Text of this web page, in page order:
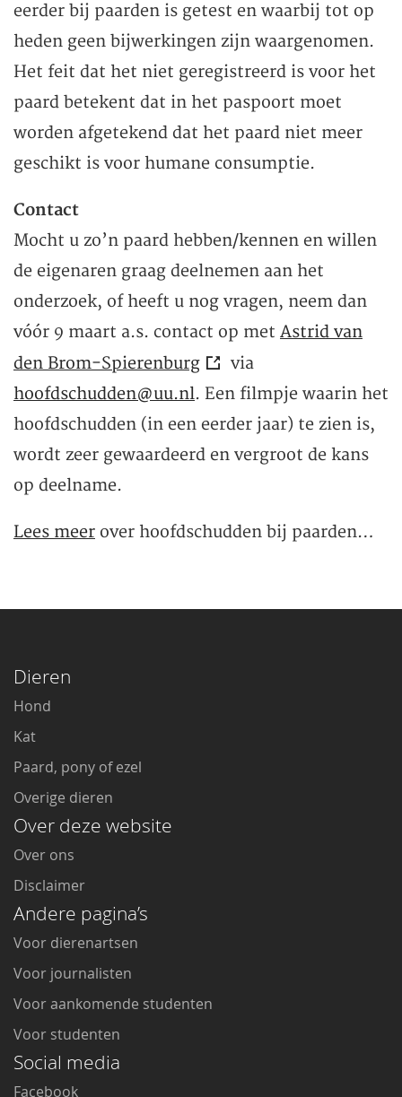
eerder bij paarden is getest en waarbij tot op
heden geen bijwerkingen zijn waargenomen.
Het feit dat het niet geregistreerd is voor het
paard betekent dat in het paspoort moet
worden afgetekend dat het paard niet meer
geschikt is voor humane consumptie.
Contact
Mocht u zo’n paard hebben/kennen en willen
de eigenaren graag deelnemen aan het
onderzoek, of heeft u nog vragen, neem dan
vóór 9 maart a.s. contact op met Astrid van
den Brom-Spierenburg
via
hoofdschudden@uu.nl. Een filmpje waarin het
hoofdschudden (in een eerder jaar) te zien is,
wordt zeer gewaardeerd en vergroot de kans
op deelname.
Lees meer over hoofdschudden bij paarden…
Dieren
Hond
Kat
Paard, pony of ezel
Overige dieren
Over deze website
Over ons
Disclaimer
Andere pagina’s
Voor dierenartsen
Voor journalisten
Voor aankomende studenten
Voor studenten
Social media
Facebook